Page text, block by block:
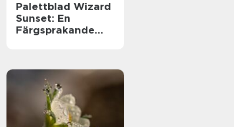
Palettblad Wizard
Sunset: En
Färgsprakande